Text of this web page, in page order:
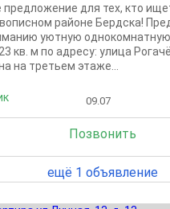
предложение для тех, кто
районе Бердска!
уютную однокомнатную
кв. м по адресу: улица
на третьем этаже...
09.07
Позвонить
ещё 1 объявление